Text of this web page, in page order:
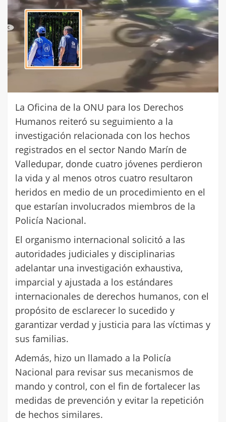
La Oficina de la ONU para los Derechos
Humanos reiteró su seguimiento a la
investigación relacionada con los hechos
registrados en el sector Nando Marín de
Valledupar, donde cuatro jóvenes perdieron
la vida y al menos otros cuatro resultaron
heridos en medio de un procedimiento en el
que estarían involucrados miembros de la
Policía Nacional.
El organismo internacional solicitó a las
autoridades judiciales y disciplinarias
adelantar una investigación exhaustiva,
imparcial y ajustada a los estándares
internacionales de derechos humanos, con el
propósito de esclarecer lo sucedido y
garantizar verdad y justicia para las víctimas y
sus familias.
Además, hizo un llamado a la Policía
Nacional para revisar sus mecanismos de
mando y control, con el fin de fortalecer las
medidas de prevención y evitar la repetición
de hechos similares.